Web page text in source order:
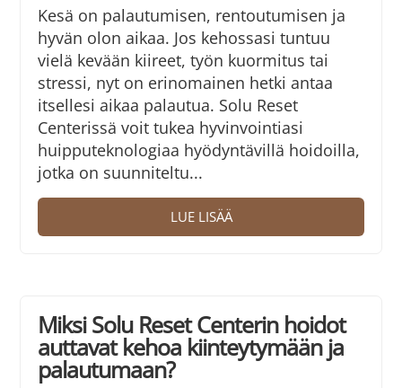
Kesä on palautumisen, rentoutumisen ja
hyvän olon aikaa. Jos kehossasi tuntuu
vielä kevään kiireet, työn kuormitus tai
stressi, nyt on erinomainen hetki antaa
itsellesi aikaa palautua. Solu Reset
Centerissä voit tukea hyvinvointiasi
huipputeknologiaa hyödyntävillä hoidoilla,
jotka on suunniteltu...
LUE LISÄÄ
Miksi Solu Reset Centerin hoidot
auttavat kehoa kiinteytymään ja
palautumaan?